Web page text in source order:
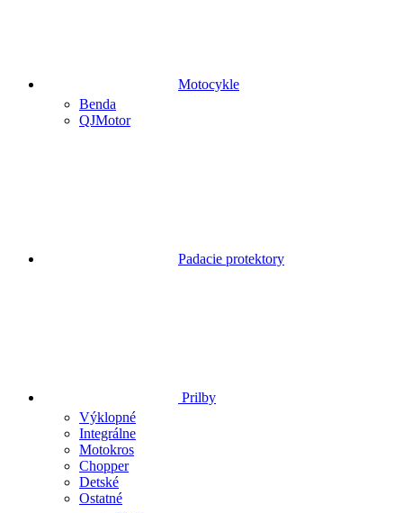
Motocykle
Benda
QJMotor
Padacie protektory
Prilby
Výklopné
Integrálne
Motokros
Chopper
Detské
Ostatné